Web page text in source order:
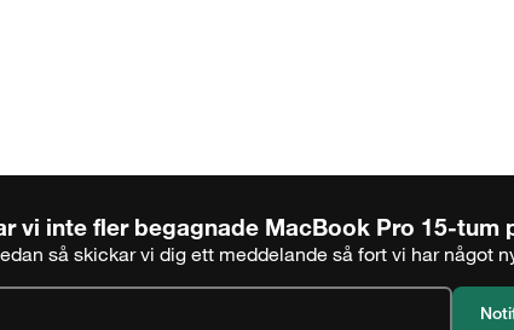
vi inte fler begagnade MacBook Pro 15-tum
så skickar vi dig ett meddelande så fort vi har något